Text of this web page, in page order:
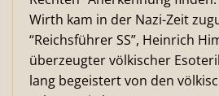
Wirth kam in der Nazi-Zeit
“Reichsführer SS”, Heinrich
überzeugter völkischer
lang begeistert von den